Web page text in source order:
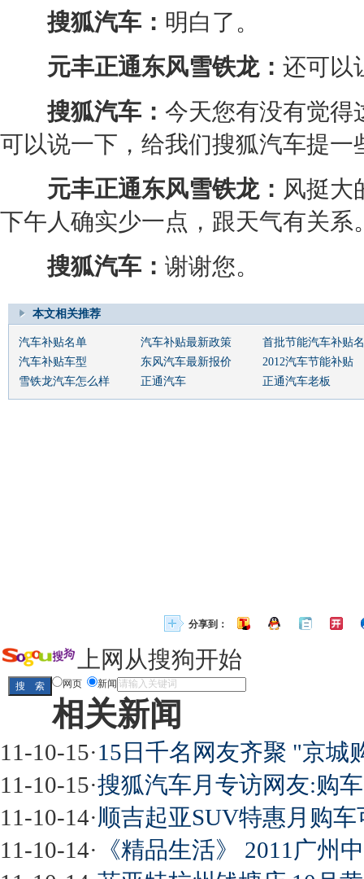
搜狐汽车： 明白了。
元丰正通东风雪铁龙： 还可以
搜狐汽车： 今天您有没有觉得
可以说一下，给我们搜狐汽车提一
元丰正通东风雪铁龙： 风挺大
下午人确实少一点，跟天气有关系
搜狐汽车： 谢谢您。
本文相关推荐
汽车补贴名单 汽车补贴最新政策
首批节能汽车补贴
汽车补贴车型
东风汽车最新报价
2012汽车节能补贴
雪铁龙汽车怎么样
正通汽车 正通汽车老板
分享到：
上网从搜狗开始
网页 新闻
相关新闻
11-10-15·15日千名网友齐聚 "京城
11-10-15·搜狐汽车月专访网友:购
11-10-14·顺吉起亚SUV特惠月购
11-10-14· 《精品生活》 2011广州